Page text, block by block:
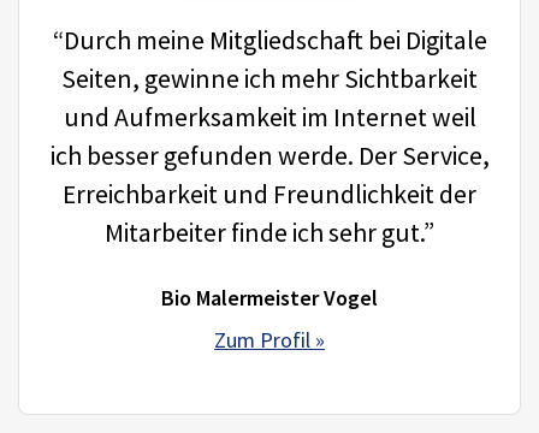
“Durch meine Mitgliedschaft bei Digitale
Seiten, gewinne ich mehr Sichtbarkeit
und Aufmerksamkeit im Internet weil
ich besser gefunden werde. Der Service,
Erreichbarkeit und Freundlichkeit der
Mitarbeiter finde ich sehr gut.”
Bio Malermeister Vogel
Zum Profil »